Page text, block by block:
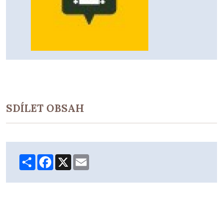
SDÍLET OBSAH
ShareFacebook
X